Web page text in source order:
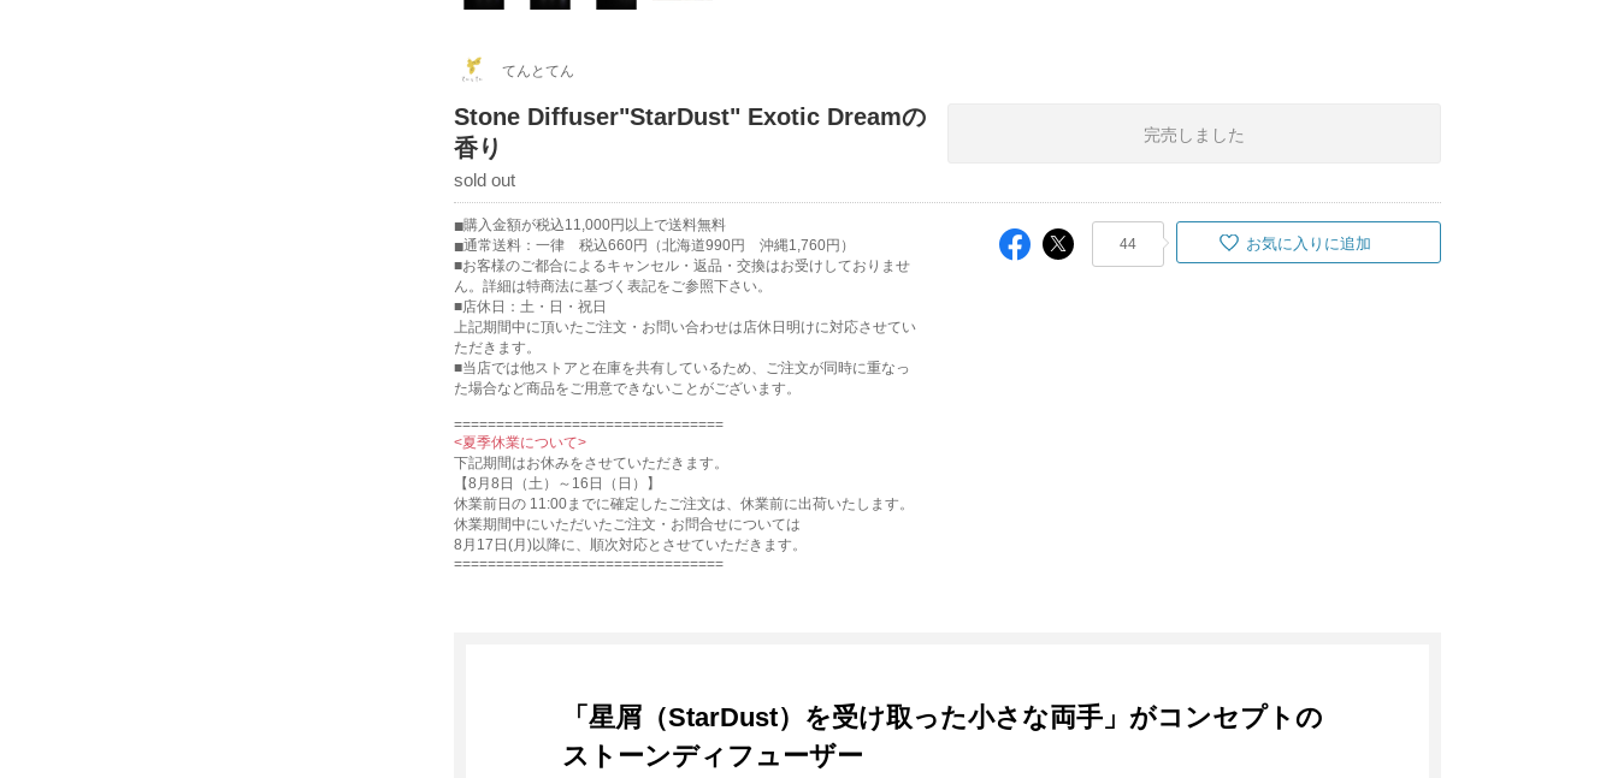
てんとてん
Stone Diffuser"StarDust" Exotic Dreamの
香り
sold out
完売しました
購入金額が税込11,000円以上で送料無料
通常送料：一律 税込660円（北海道990円 沖縄1,760円）
■お客様のご都合によるキャンセル・返品・交換はお受けしておりませ
ん。詳細は特商法に基づく表記をご参照下さい。
■店休日：土・日・祝日
上記期間中に頂いたご注文・お問い合わせは店休日明けに対応させてい
ただきます。
■当店では他ストアと在庫を共有しているため、ご注文が同時に重なっ
た場合など商品をご用意できないことがございます。
================================
<夏季休業について>
下記期間はお休みをさせていただきます。
【8月8日（土）～16日（日）】
休業前日の 11:00までに確定したご注文は、休業前に出荷いたします。
休業期間中にいただいたご注文・お問合せについては
8月17日(月)以降に、順次対応とさせていただきます。
================================
44 お気に入りに追加
「星屑（StarDust）を受け取った小さな両手」がコンセプトの
ストーンディフューザー